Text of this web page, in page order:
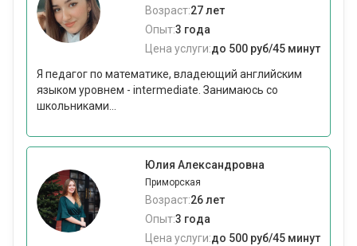
Возраст:27 лет
Опыт:3 года
Цена услуги:до 500 руб/45 минут
Я педагог по математике, владеющий английским
языком уровнем - intermediate. Занимаюсь со
школьниками...
Юлия Александровна
Приморская
Возраст:26 лет
Опыт:3 года
Цена услуги:до 500 руб/45 минут